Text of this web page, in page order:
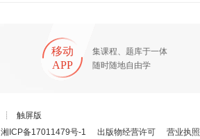
移动
APP
集课程、题库于一体
随时随地自由学
┊ 触屏版
湘ICP备17011479号-1 出版物经营许可 营业执照